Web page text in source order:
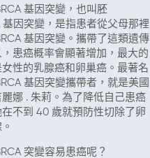
基因突變，也叫胚
基因突變，是指患者從父母那裡
基因突變。攜帶了這類遺傳
患癌概率會顯著增加，最大的
女性的乳腺癌和卵巢癌。最著名
基因突變攜帶者，就是美國
娜 . 朱莉。為了降低自己患癌
不到 40 歲就預防性切除了卵
突變容易患癌呢？